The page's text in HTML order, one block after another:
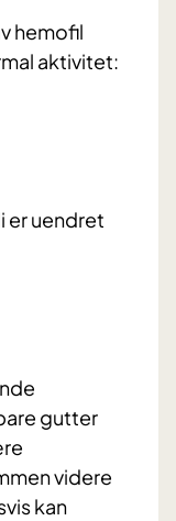
hemofil
aktivitet:
er uendret
gutter
videre
kan